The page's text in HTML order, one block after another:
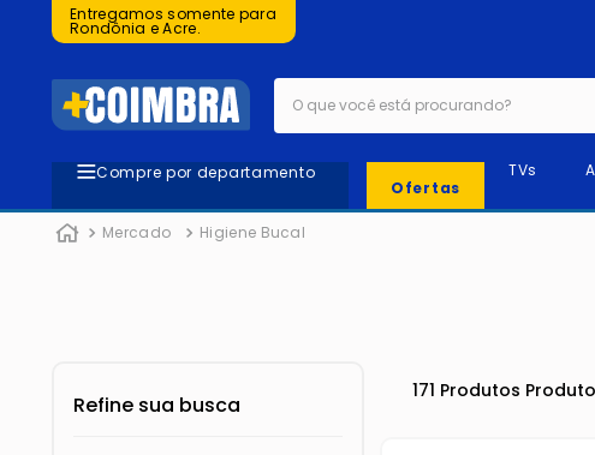
Entregamos somente para
Rondônia e Acre.
O que você está procurando?
Compre por departamento
Ofertas
TVs
Mercado Higiene Bucal
171 Produtos